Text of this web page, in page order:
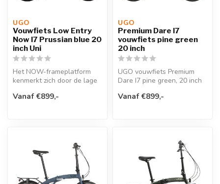
UGO
Vouwfiets Low Entry
Now I7 Prussian blue 20
inch Uni
Het NOW-frameplatform
kenmerkt zich door de lage
het fr...
Vanaf €899,-
UGO
Premium Dare I7
vouwfiets pine green
20 inch
UGO vouwfiets Premium
Dare I7 pine green, 20 inch
L76 x W3...
Vanaf €899,-